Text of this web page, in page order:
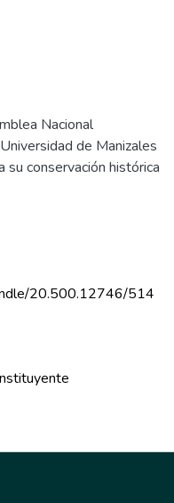
Nacional
de Manizales
conservación histórica
20.500.12746/514